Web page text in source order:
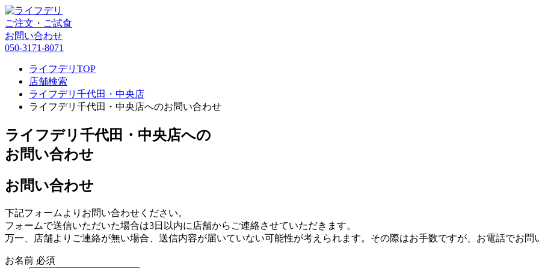
ご注文・ご試食
お問い合わせ
050-3171-8071
ライフデリTOP
店舗検索
ライフデリ千代田・中央店
ライフデリ千代田・中央店へのお問い合わせ
ライフデリ千代田・中央店への
お問い合わせ
お問い合わせ
下記フォームよりお問い合わせください。
フォームで送信いただいた場合は3日以内に店舗からご連絡させていただきます。
万一、店舗よりご連絡が無い場合、送信内容が届いていない可能性が考えられます。その際はお手数ですが、お電話でお問
お名前 必須